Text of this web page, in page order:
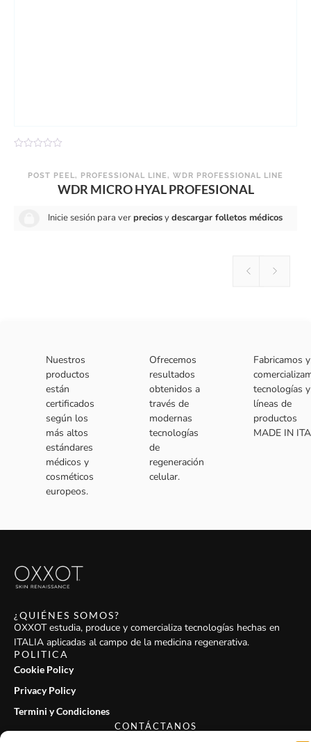
POST PEEL, PROFESSIONAL LINE, WDR PROFESSIONAL LINE
WDR MICRO HYAL PROFESIONAL
Inicie sesión para verpreciosydescargar folletos médicos
Nuestros
productos
están
certificados
según los
más altos
estándares
médicos y
cosméticos
europeos.
Ofrecemos
resultados
obtenidos a
través de
modernas
tecnologías
de
regeneración
celular.
Fabricamos y
tecnologías y
líneas de
productos
MADE IN
¿QUIÉNES SOMOS?
OXXOT estudia, produce y comercializa tecnologías hechas en
ITALIA aplicadas al campo de la medicina regenerativa.
POLITICA
Cookie Policy
Privacy Policy
Termini y Condiciones
CONTÁCTANOS